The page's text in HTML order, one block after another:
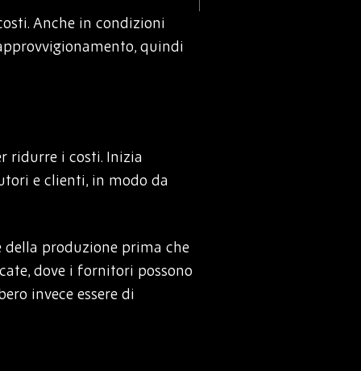
Anche in condizioni
quindi
ridurre i costi. Inizia
e clienti, in modo da
della produzione prima che
dove i fornitori possono
invece essere di